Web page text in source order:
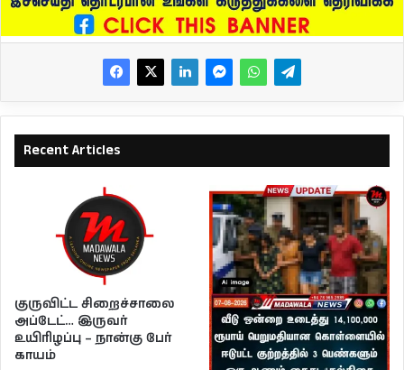
Recent Articles
குருவிட்ட சிறைச்சாலை
அப்டேட்… இருவர்
உயிரிழப்பு – நான்கு பேர்
காயம்